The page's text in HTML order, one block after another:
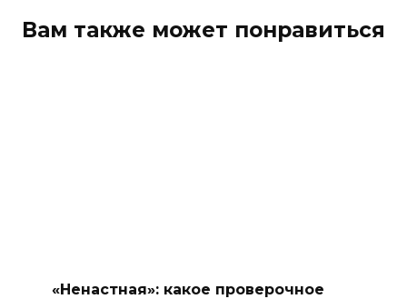
Вам также может понравиться
«Ненастная»: какое проверочное